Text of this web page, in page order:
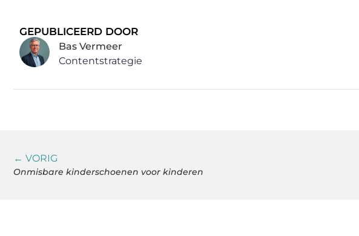
GEPUBLICEERD DOOR
Bas Vermeer
Contentstrategie
← VORIG
Onmisbare kinderschoenen voor kinderen